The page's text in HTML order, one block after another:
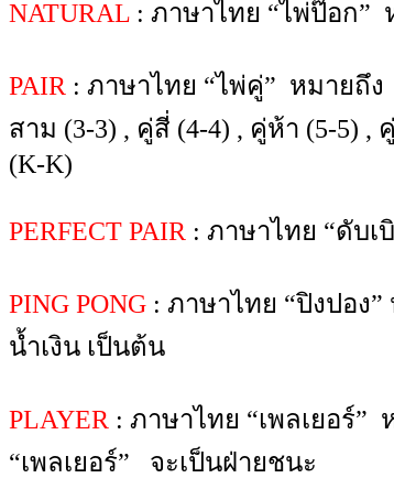
NATURAL : ภาษาไทย “ไพ่ป๊อก”
PAIR : ภาษาไทย “ไพ่คู่” หมายถึ
สาม (3-3) , คู่สี่ (4-4) , คู่ห้า (5-5) ,
(K-K)
PERFECT PAIR : ภาษาไทย “ดับ
PING PONG : ภาษาไทย “ปิงปอง
น้ำเงิน เป็นต้น
PLAYER : ภาษาไทย “เพลเยอร์
“เพลเยอร์” จะเป็นฝ่ายชนะ